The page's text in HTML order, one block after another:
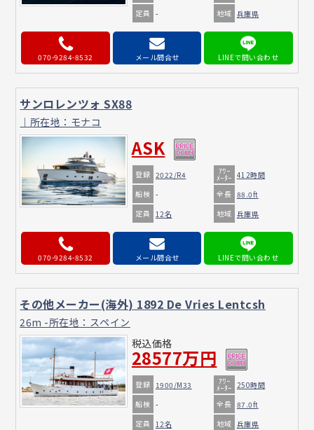
定員 - 地域 兵庫県
070-9284-8532 メール問合せ
サンロレンツォ SX88
｜所在地：モナコ
ASK
登録 2022/R4 ｱﾜｰ
ﾒｰﾀｰ 412時間
船検 - 全長 88.0ft
定員 12名 地域 兵庫県
070-9284-8532 メール問合せ
その他メーカー(海外) 1892 De Vries Lentcsh
26m -所在地：スペイン
税込価格
28577万円
登録 1900/M33 ｱﾜｰ
ﾒｰﾀｰ 250時間
船検 - 全長 87.0ft
定員 12名 地域 兵庫県